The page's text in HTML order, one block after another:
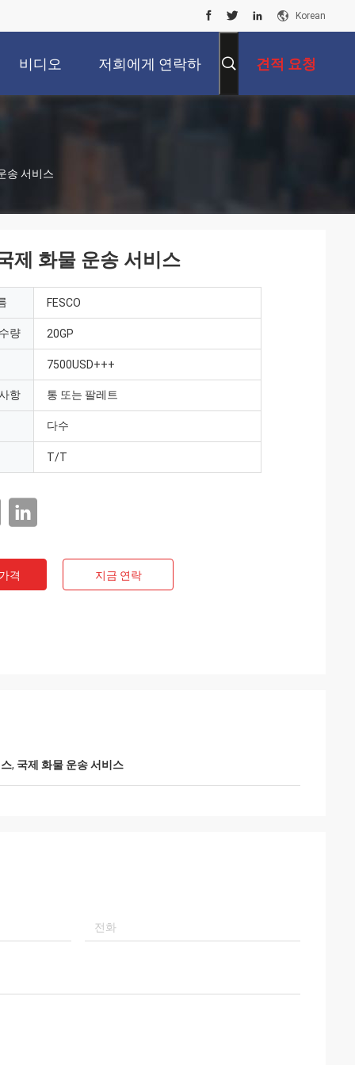
Korean
비디오 저희에게 연락하 견적 요청
송 서비스
제 화물 운송 서비스
FESCO
량 20GP
7500USD+++
항 통 또는 팔레트
다수
T/T
격 지금 연락
, 국제 화물 운송 서비스